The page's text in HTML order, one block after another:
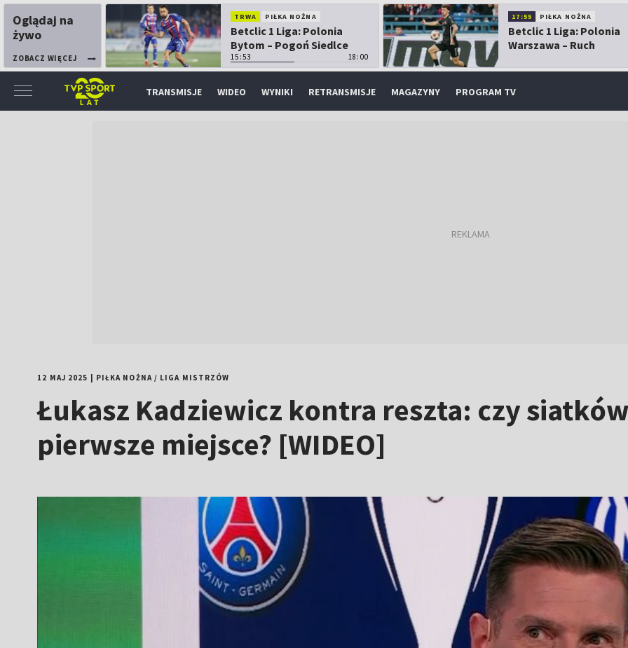
Oglądaj na
żywo
ZOBACZ WIĘCEJ
TRWA PIŁKA NOŻNA
Betclic 1 Liga: Polonia
Bytom – Pogoń Siedlce
15:53 18:00
17:55 PIŁKA NOŻNA
Betclic 1 Liga: Polonia
Warszawa – Ruch
TRANSMISJE WIDEO WYNIKI RETRANSMISJE MAGAZYNY PROGRAM TV
12 MAJ 2025 PIŁKA NOŻNA/ LIGA MISTRZÓW
Łukasz Kadziewicz kontra reszta: czy
pierwsze miejsce? [WIDEO]